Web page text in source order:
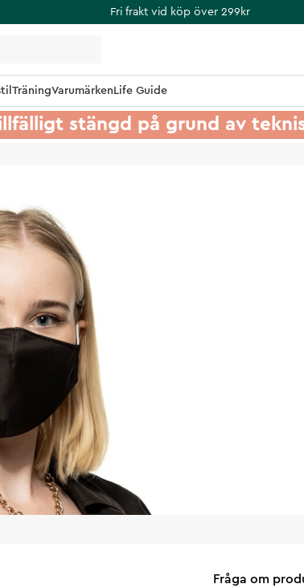
Fri frakt vid köp över 299kr
TräningVarumärkenLife Guide
stängd på grund av
Fråga om